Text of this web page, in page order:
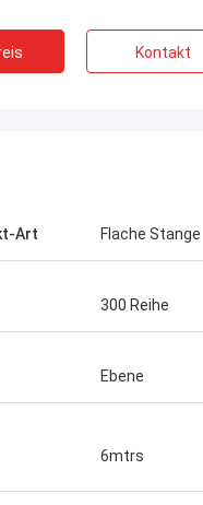
Kontakt
Art Flache Stange
300 Reihe
Ebene
6mtrs